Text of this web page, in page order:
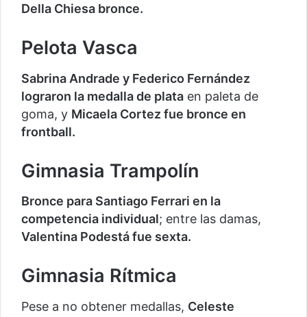
Della Chiesa bronce.
Pelota Vasca
Sabrina Andrade y Federico Fernández
lograron la medalla de plata en paleta de
goma, y Micaela Cortez fue bronce en
frontball.
Gimnasia Trampolín
Bronce para Santiago Ferrari en la
competencia individual; entre las damas,
Valentina Podestá fue sexta.
Gimnasia Rítmica
Pese a no obtener medallas, Celeste